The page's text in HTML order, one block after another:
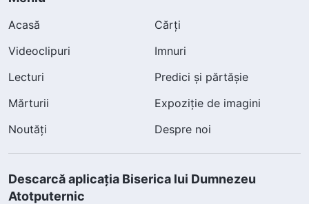
Acasă
Cărți
Videoclipuri
Imnuri
Lecturi
Predici și părtășie
Mărturii
Expoziție de imagini
Noutăți
Despre noi
Descarcă aplicația Biserica lui Dumnezeu
Atotputernic